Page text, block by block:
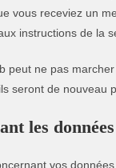
vous receviez un
instructions de la
peut ne pas
seront de nouveau
les
vos